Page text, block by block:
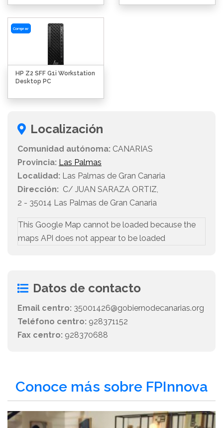
Comprar
HP Z2 SFF G1i Workstation
Desktop PC
Localización
Comunidad autónoma: CANARIAS
Provincia: Las Palmas
Localidad: Las Palmas de Gran Canaria
Dirección: C/ JUAN SARAZA ORTIZ,
2 - 35014 Las Palmas de Gran Canaria
This Google Map cannot be loaded because the
maps API does not appear to be loaded
Datos de contacto
Email centro: 35001426@gobiernodecanarias.org
Teléfono centro: 928371152
Fax centro: 928370688
Conoce más sobre FPInnova